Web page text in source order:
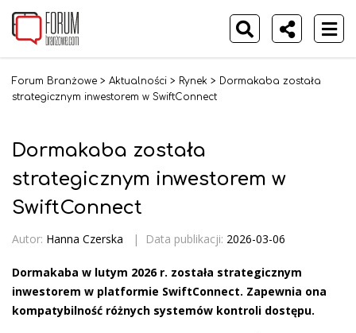
Forum Branżowe > Aktualności > Rynek > Dormakaba została
strategicznym inwestorem w SwiftConnect
Dormakaba została
strategicznym inwestorem w
SwiftConnect
Autor: Hanna Czerska | Data publikacji: 2026-03-06
Dormakaba w lutym 2026 r. została strategicznym
inwestorem w platformie SwiftConnect. Zapewnia ona
kompatybilność różnych systemów kontroli dostępu.